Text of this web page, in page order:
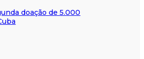
doação de 5.000